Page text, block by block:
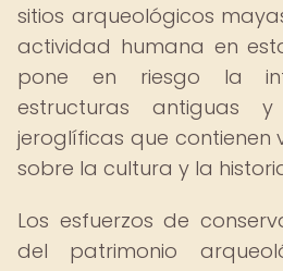
sitios arqueológicos
actividad humana en
pone en riesgo la
estructuras antiguas y
jeroglíficas que contienen
sobre la cultura y la
Los esfuerzos de
del patrimonio